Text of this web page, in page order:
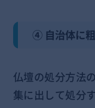
④ 自治体に
仏壇の処分方法
集に出して処分